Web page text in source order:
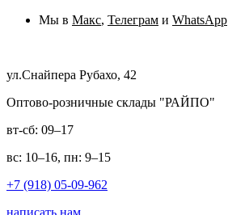
Мы в Макс, Телеграм и WhatsApp
ул.Снайпера Рубахо, 42
Оптово-розничные склады "РАЙПО"
вт-сб: 09–17
вс: 10–16, пн: 9–15
+7 (918) 05-09-962
написать нам